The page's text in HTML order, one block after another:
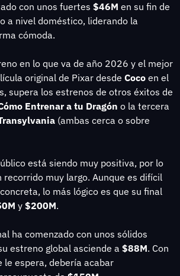
con unos fuertes $46M en su fin de
a nivel doméstico, liderando la
cómoda.
en lo que va de año 2026 y el mejor
original de Pixar desde Coco en el
supera los estrenos de otros éxitos de
Entrenar a tu Dragón o la tercera
está siendo muy positiva, por lo
recorrido muy largo. Aunque es difícil
lo más lógico es que su final
y $200M.
estreno global asciende a $88M. Con
le espera, debería acabar